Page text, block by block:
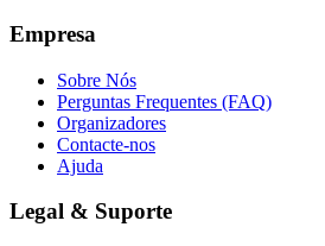
Empresa
Sobre Nós
Perguntas Frequentes (FAQ)
Organizadores
Contacte-nos
Ajuda
Legal & Suporte